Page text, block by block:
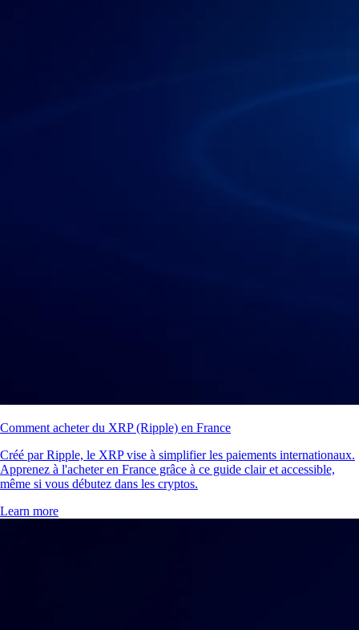
Comment acheter du XRP (Ripple) en France
Créé par Ripple, le XRP vise à simplifier les paiements internationaux.
Apprenez à l'acheter en France grâce à ce guide clair et accessible,
même si vous débutez dans les cryptos.
Learn more